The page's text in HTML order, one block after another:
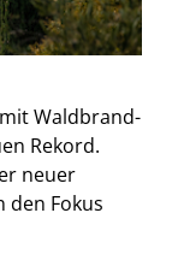
Waldbrand-
Rekord.
neuer
den Fokus